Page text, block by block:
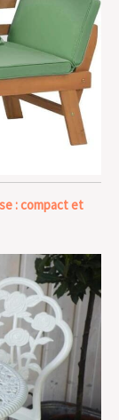
: compact et